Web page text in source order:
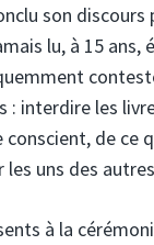
son discours
lu, à 15
: interdire les
de ce
les uns des
à la